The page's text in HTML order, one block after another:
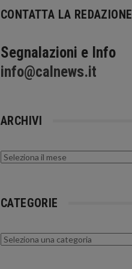
CONTATTA LA REDAZIONE
Segnalazioni e Info
info@calnews.it
ARCHIVI
Archivi
CATEGORIE
Categorie